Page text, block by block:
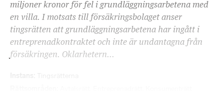
miljoner kronor för fel i grundläggningsarbetena med
en villa. I motsats till försäkringsbolaget anser
tingsrätten att grundläggningsarbetena har ingått i
entreprenadkontraktet och inte är undantagna från
försäkringen. Oklarhetern...